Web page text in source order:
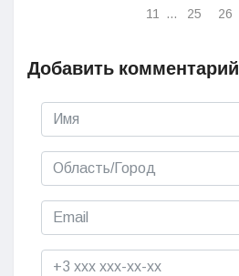
11
... 25 26
Добавить комментарий